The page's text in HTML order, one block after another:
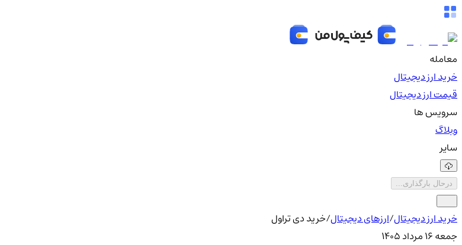
معامله
خرید ارز دیجیتال
قیمت ارز دیجیتال
سرویس ها
وبلاگ
سایر
درحال بارگذاری...
خرید ارز دیجیتال/ارزهای دیجیتال/خرید دی تراول
جمعه ۱۶ مرداد ۱۴۰۵